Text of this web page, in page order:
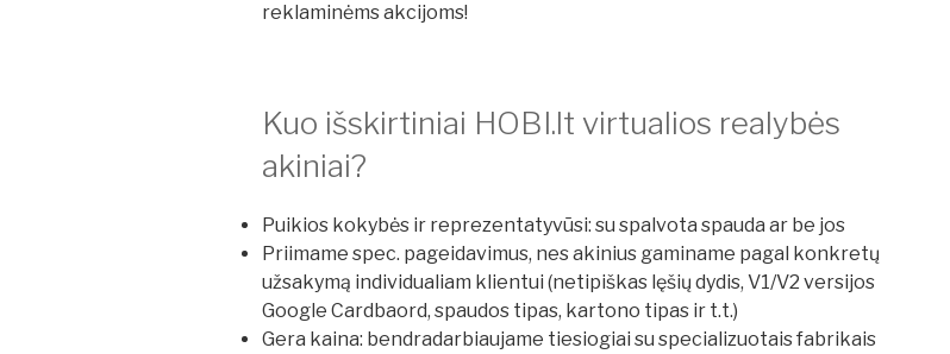
reklaminėms akcijoms!
Kuo išskirtiniai HOBI.lt virtualios realybės
akiniai?
Puikios kokybės ir reprezentatyvūsi: su spalvota spauda ar be jos
Priimame spec. pageidavimus, nes akinius gaminame pagal konkretų
užsakymą individualiam klientui (netipiškas lęšių dydis, V1/V2 versijos
Google Cardbaord, spaudos tipas, kartono tipas ir t.t.)
Gera kaina: bendradarbiaujame tiesiogiai su specializuotais fabrikais